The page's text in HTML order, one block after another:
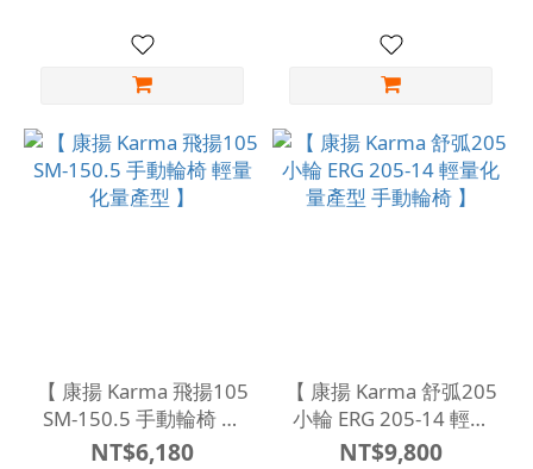
【 康揚 Karma 飛揚105
SM-150.5 手動輪椅 輕
量化量產型 】
NT$6,180
【 康揚 Karma 舒弧205
小輪 ERG 205-14 輕量
化量產型 手動輪椅 】
NT$9,800